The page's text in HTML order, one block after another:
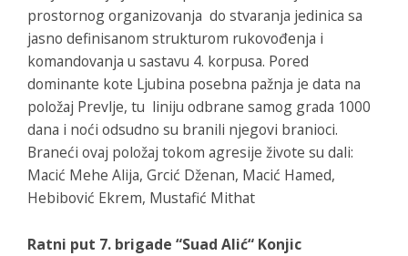
prostornog organizovanja do stvaranja jedinica sa
jasno definisanom strukturom rukovođenja i
komandovanja u sastavu 4. korpusa. Pored
dominante kote Ljubina posebna pažnja je data na
položaj Prevlje, tu liniju odbrane samog grada 1000
dana i noći odsudno su branili njegovi branioci.
Braneći ovaj položaj tokom agresije živote su dali:
Macić Mehe Alija, Grcić Dženan, Macić Hamed,
Hebibović Ekrem, Mustafić Mithat
Ratni put 7. brigade “Suad Alić“ Konjic